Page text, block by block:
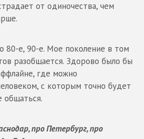
от одиночества, чем
80-е, 90-е. Мое поколение в том
разобщается. Здорово было бы
где можно
с которым точно будет
общаться.
про Петербург, про